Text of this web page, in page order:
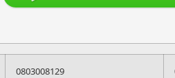
0803008129